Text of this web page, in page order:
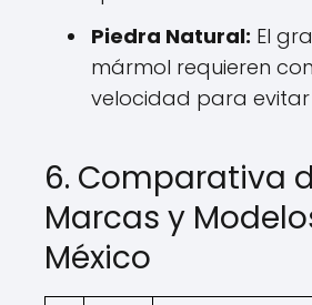
Piedra Natural: El
mármol requieren
velocidad para
6. Comparativa
Marcas y
México